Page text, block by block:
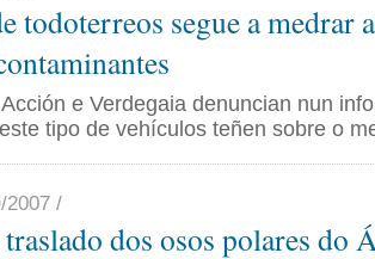
todoterreos segue a medrar
e Verdegaia denuncian nun
tipo de vehículos teñen sobre o
2007 /
dos osos polares do